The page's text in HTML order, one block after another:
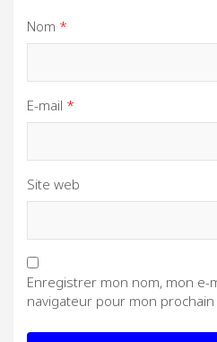
Nom *
E-mail *
Site web
Enregistrer mon nom, mon e-
navigateur pour mon